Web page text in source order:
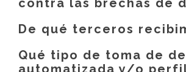
contra las brechas de
De qué terceros
Qué tipo de toma de
automatizada y/o